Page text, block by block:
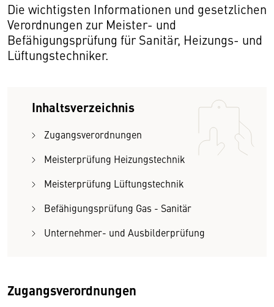
Die wichtigsten Informationen und gesetzlichen
Verordnungen zur Meister- und
Befähigungsprüfung für Sanitär, Heizungs- und
Lüftungstechniker.
Inhaltsverzeichnis
Zugangsverordnungen
Meisterprüfung Heizungstechnik
Meisterprüfung Lüftungstechnik
Befähigungsprüfung Gas - Sanitär
Unternehmer- und Ausbilderprüfung
Zugangsverordnungen